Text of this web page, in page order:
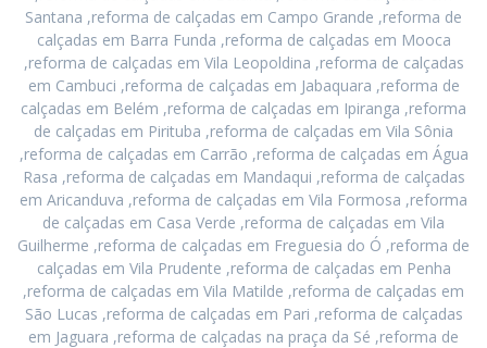
Santana ,reforma de calçadas em Campo Grande ,reforma de
calçadas em Barra Funda ,reforma de calçadas em Mooca
,reforma de calçadas em Vila Leopoldina ,reforma de calçadas
em Cambuci ,reforma de calçadas em Jabaquara ,reforma de
calçadas em Belém ,reforma de calçadas em Ipiranga ,reforma
de calçadas em Pirituba ,reforma de calçadas em Vila Sônia
,reforma de calçadas em Carrão ,reforma de calçadas em Água
Rasa ,reforma de calçadas em Mandaqui ,reforma de calçadas
em Aricanduva ,reforma de calçadas em Vila Formosa ,reforma
de calçadas em Casa Verde ,reforma de calçadas em Vila
Guilherme ,reforma de calçadas em Freguesia do Ó ,reforma de
calçadas em Vila Prudente ,reforma de calçadas em Penha
,reforma de calçadas em Vila Matilde ,reforma de calçadas em
São Lucas ,reforma de calçadas em Pari ,reforma de calçadas
em Jaguara ,reforma de calçadas na praça da Sé ,reforma de